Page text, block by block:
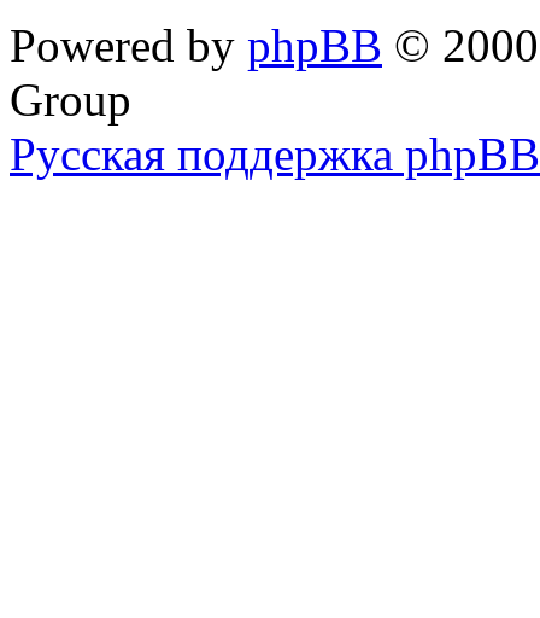
Powered by phpBB ©
Group
Русская поддержка phpBB